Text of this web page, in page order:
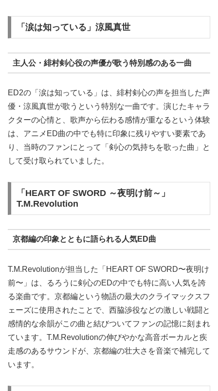
「涙は知っている」涼風真世
主人公・緋村剣心役の声優が歌う特別感のある一曲
ED2の「涙は知っている」は、緋村剣心の声を担当した声
優・涼風真世が歌うという特別な一曲です。演じたキャラ
クターの心情と、歌声から伝わる感情が重なるという体験
は、アニメED曲の中でも特に印象に残りやすい要素であ
り、当時のファンにとって「剣心の気持ちを歌った曲」と
して受け取られていました。
「HEART OF SWORD ～夜明け前～」
T.M.Revolution
京都編の印象とともに語られる人気ED曲
T.M.Revolutionが担当した「HEART OF SWORD〜夜明け
前〜」は、るろうに剣心のEDの中でも特に高い人気を誇
る楽曲です。京都編という物語の最大のクライマックスフ
ェーズに使用されたことで、西脇渉役などの激しい戦闘と
感情的な余韻がこの曲と結びついてファンの記憶に刻まれ
ています。T.M.Revolutionの伸びやかな高音ボーカルと疾
走感のあるサウンドが、京都編の壮大さを音楽で補完して
います。